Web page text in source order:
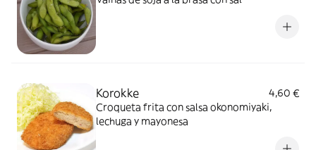
Korokke
4,60 €
Croqueta frita con salsa okonomiyaki,
lechuga y mayonesa